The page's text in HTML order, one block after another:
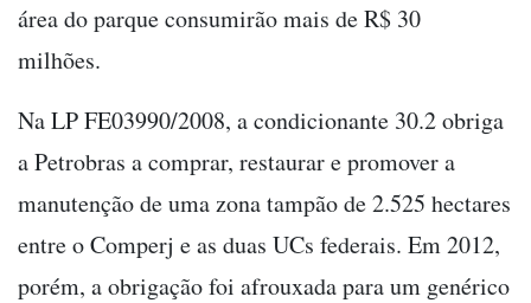
área do parque consumirão mais de R$ 30
milhões.
Na LP FE03990/2008, a condicionante 30.2 obriga
a Petrobras a comprar, restaurar e promover a
manutenção de uma zona tampão de 2.525 hectares
entre o Comperj e as duas UCs federais. Em 2012,
porém, a obrigação foi afrouxada para um genérico